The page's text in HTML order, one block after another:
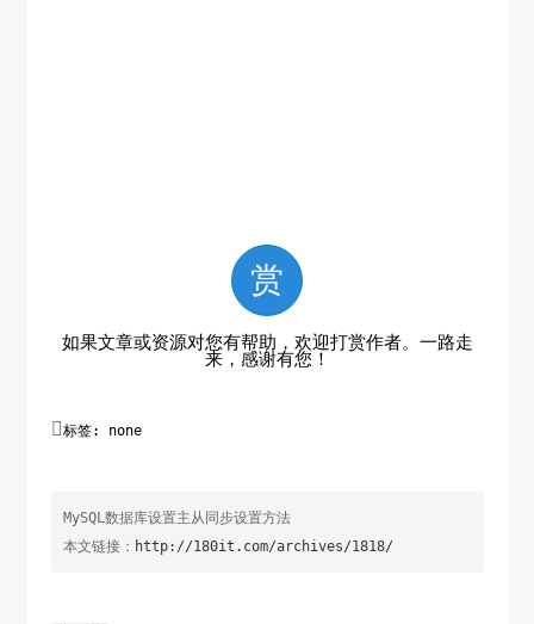
赏
如果文章或资源对您有帮助，欢迎打赏作者。一路走
来，感谢有您！
标签: none
MySQL数据库设置主从同步设置方法
本文链接： http://180it.com/archives/1818/